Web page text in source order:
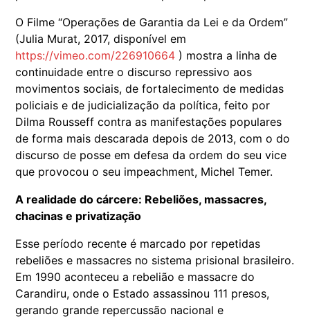
O Filme “Operações de Garantia da Lei e da Ordem”
(Julia Murat, 2017, disponível em
https://vimeo.com/226910664 ) mostra a linha de
continuidade entre o discurso repressivo aos
movimentos sociais, de fortalecimento de medidas
policiais e de judicialização da política, feito por
Dilma Rousseff contra as manifestações populares
de forma mais descarada depois de 2013, com o do
discurso de posse em defesa da ordem do seu vice
que provocou o seu impeachment, Michel Temer.
A realidade do cárcere: Rebeliões, massacres,
chacinas e privatização
Esse período recente é marcado por repetidas
rebeliões e massacres no sistema prisional brasileiro.
Em 1990 aconteceu a rebelião e massacre do
Carandiru, onde o Estado assassinou 111 presos,
gerando grande repercussão nacional e